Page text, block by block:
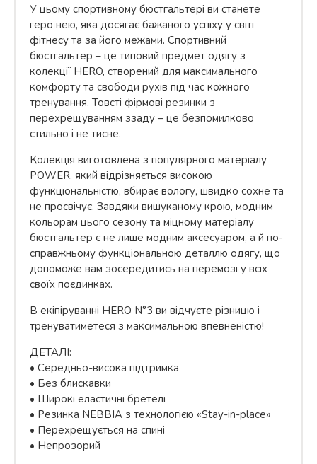
У цьому спортивному бюстгальтері ви станете
героїнею, яка досягає бажаного успіху у світі
фітнесу та за його межами. Спортивний
бюстгальтер – це типовий предмет одягу з
колекції HERO, створений для максимального
комфорту та свободи рухів під час кожного
тренування. Товсті фірмові резинки з
перехрещуванням ззаду – це безпомилково
стильно і не тисне.
Колекція виготовлена з популярного матеріалу
POWER, який відрізняється високою
функціональністю, вбирає вологу, швидко сохне та
не просвічує. Завдяки вишуканому крою, модним
кольорам цього сезону та міцному матеріалу
бюстгальтер є не лише модним аксесуаром, а й по-
справжньому функціональною деталлю одягу, що
допоможе вам зосередитись на перемозі у всіх
своїх поєдинках.
В екіпіруванні HERO N°3 ви відчуєте різницю і
тренуватиметеся з максимальною впевненістю!
ДЕТАЛІ:
• Середньо-висока підтримка
• Без блискавки
• Широкі еластичні бретелі
• Резинка NEBBIA з технологією «Stay-in-place»
• Перехрещується на спині
• Непрозорий